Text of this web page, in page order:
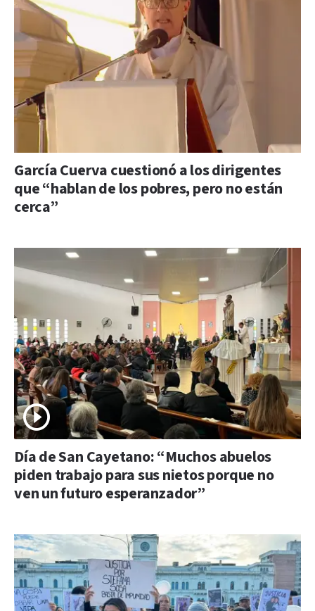
García Cuerva cuestionó a los dirigentes
que “hablan de los pobres, pero no están
cerca”
Día de San Cayetano: “Muchos abuelos
piden trabajo para sus nietos porque no
ven un futuro esperanzador”